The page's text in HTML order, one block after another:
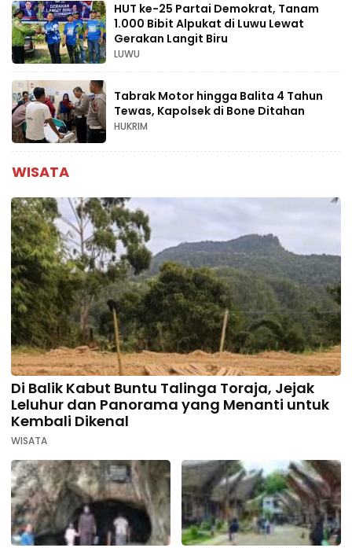
HUT ke-25 Partai Demokrat, Tanam
1.000 Bibit Alpukat di Luwu Lewat
Gerakan Langit Biru
LUWU
Tabrak Motor hingga Balita 4 Tahun
Tewas, Kapolsek di Bone Ditahan
HUKRIM
WISATA
Di Balik Kabut Buntu Talinga Toraja, Jejak
Leluhur dan Panorama yang Menanti untuk
Kembali Dikenal
WISATA